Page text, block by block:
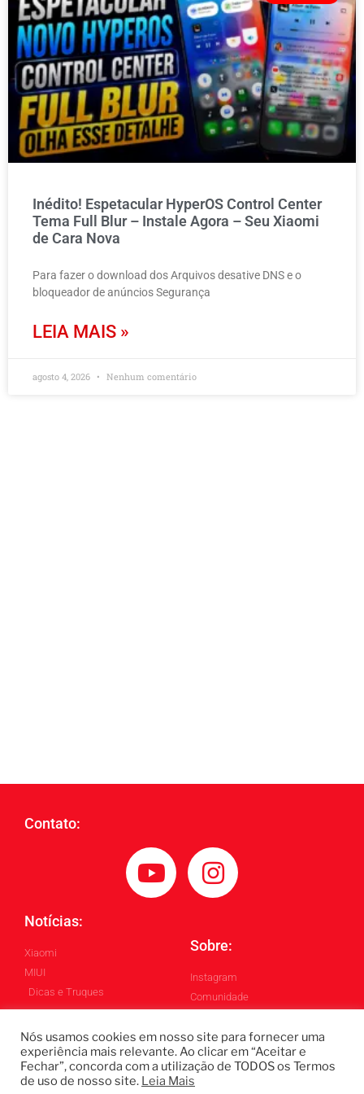
Inédito! Espetacular HyperOS Control Center
Tema Full Blur – Instale Agora – Seu Xiaomi
de Cara Nova
Para fazer o download dos Arquivos desative DNS e o
bloqueador de anúncios Segurança
LEIA MAIS »
agosto 4, 2026 Nenhum comentário
Contato:
Notícias:
Xiaomi
MIUI
Dicas e Truques
Sobre:
Instagram
Comunidade
Todos os Direitos Reservados ©
Blintech - Lukas Blindado
Nós usamos cookies em nosso site para fornecer uma
experiência mais relevante. Ao clicar em “Aceitar e
Fechar”, concorda com a utilização de TODOS os Termos
de uso de nosso site. Leia Mais